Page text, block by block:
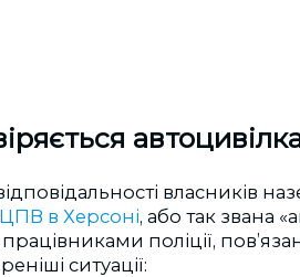
власників
в Херсоні, або так звана
поліції,
ситуації: